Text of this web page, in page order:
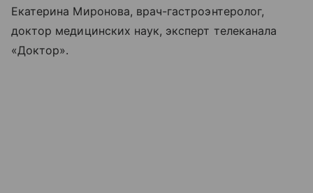
Екатерина Миронова, врач-гастроэнтеролог,
доктор медицинских наук, эксперт телеканала
«Доктор».